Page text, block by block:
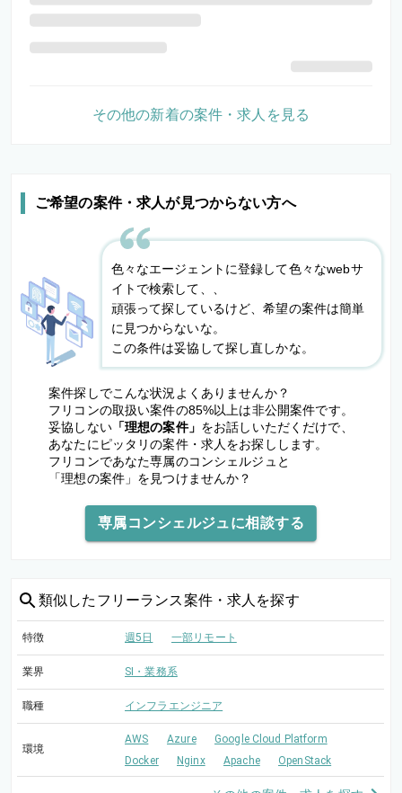
ご希望の案件・求人が見つからない方へ
色々なエージェントに登録して色々なwebサ
イトで検索して、、
頑張って探しているけど、希望の案件は簡単
に見つからないな。
この条件は妥協して探し直しかな。
案件探しでこんな状況よくありませんか？
フリコンの取扱い案件の85%以上は非公開案件です。
妥協しない「理想の案件」 をお話しいただくだけで、
あなたにピッタリの案件・求人をお探しします。
フリコンであなた専属のコンシェルジュと
「理想の案件」を見つけませんか？
専属コンシェルジュに相談する
類似した フリーランス案件・求人を探す
特徴 週5日 一部リモート
業界 SI・業務系
職種 インフラエンジニア
環境
AWS Azure
Google Cloud Platform
Docker
Nginx Apache OpenStack
その他の新着の案件・求人を見る